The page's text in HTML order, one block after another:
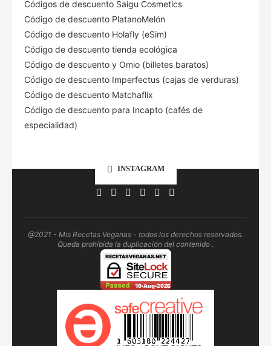
Códigos de descuento Saigu Cosmetics
Código de descuento PlatanoMelón
Código de descuento Holafly (eSim)
Código de descuento tienda ecológica
Código de descuento y Omio (billetes baratos)
Código de descuento Imperfectus (cajas de verduras)
Código de descuento Matchaflix
Código de descuento para Incapto (cafés de
especialidad)
INSTAGRAM
@2021 - Mis Recetas Veganas - todos los derechos reservados.
Queda prohibida la duplicación del contenido .